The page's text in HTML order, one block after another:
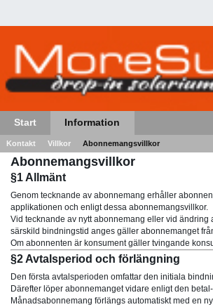
Start Information
Kontakt Villkor Abonnemangsvillkor
Abonnemangsvillkor
§1 Allmänt
Genom tecknande av abonnemang erhåller
applikationen och enligt dessa abonnemangsvillkor.
Vid tecknande av nytt abonnemang eller vid
särskild bindningstid anges gäller abonnemanget
Om abonnenten är konsument gäller tvingande
§2 Avtalsperiod och förlängning
Den första avtalsperioden omfattar den initiala
Därefter löper abonnemanget vidare enligt den
Månadsabonnemang förlängs automatiskt med en